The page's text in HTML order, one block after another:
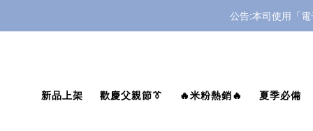
公告:本司使用「
公告:本司使用「
新品上架
歡慶父親節👔 🔥米粉熱銷🔥 夏季必備